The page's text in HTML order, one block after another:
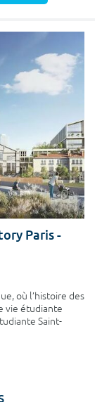
Paris -
où l’histoire des
vie étudiante
Saint-